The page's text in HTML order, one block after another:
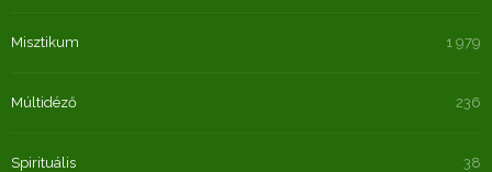
Misztikum 1 979
Múltidéző 236
Spirituális 38